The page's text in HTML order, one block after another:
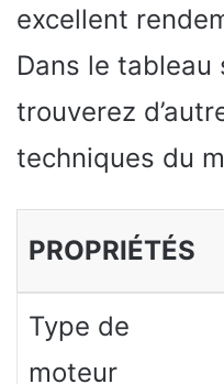
excellent
Dans le tableau
trouverez
techniques du
PROPRIÉTÉS
Type de
moteur